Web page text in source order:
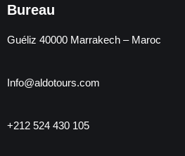
Bureau
Guéliz 40000 Marrakech – Maroc
Info@aldotours.com
+212 524 430 105